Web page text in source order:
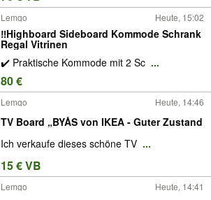
Lemgo Heute, 15:02
‼️Highboard Sideboard Kommode Schrank
Regal Vitrinen
✔️ Praktische Kommode mit 2 Sc ...
80 €
Lemgo Heute, 14:46
TV Board „BYÅS von IKEA - Guter Zustand
Ich verkaufe dieses schöne TV ...
15 € VB
Lemgo Heute, 14:41